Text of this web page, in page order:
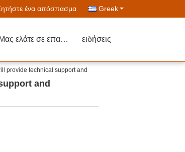
ένα απόσπασμα Greek
Μας ελάτε σε επαφή με ειδήσεις
provide technical support and
and